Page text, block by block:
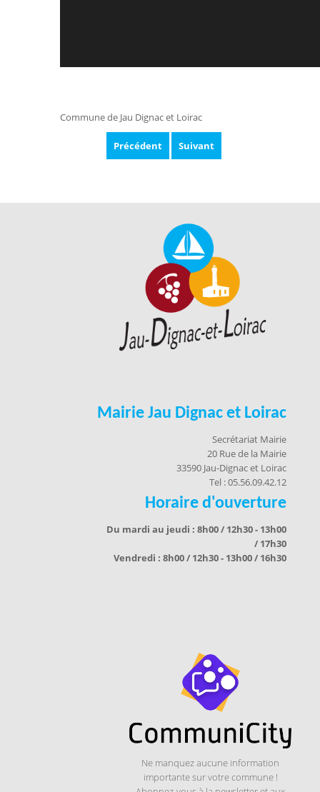
Commune de Jau Dignac et Loirac
Précédent Suivant
Mairie Jau Dignac et Loirac
Secrétariat Mairie
20 Rue de la Mairie
33590 Jau-Dignac et Loirac
Tel : 05.56.09.42.12
Horaire d'ouverture
Du mardi au jeudi : 8h00 / 12h30 - 13h00
/ 17h30
Vendredi : 8h00 / 12h30 - 13h00 / 16h30
Ne manquez aucune information
importante sur votre commune !